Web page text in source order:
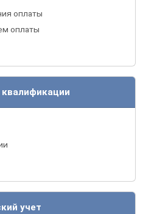
оплаты
оплаты
учет